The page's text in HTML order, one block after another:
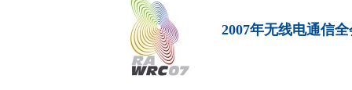
2007年无线电通信